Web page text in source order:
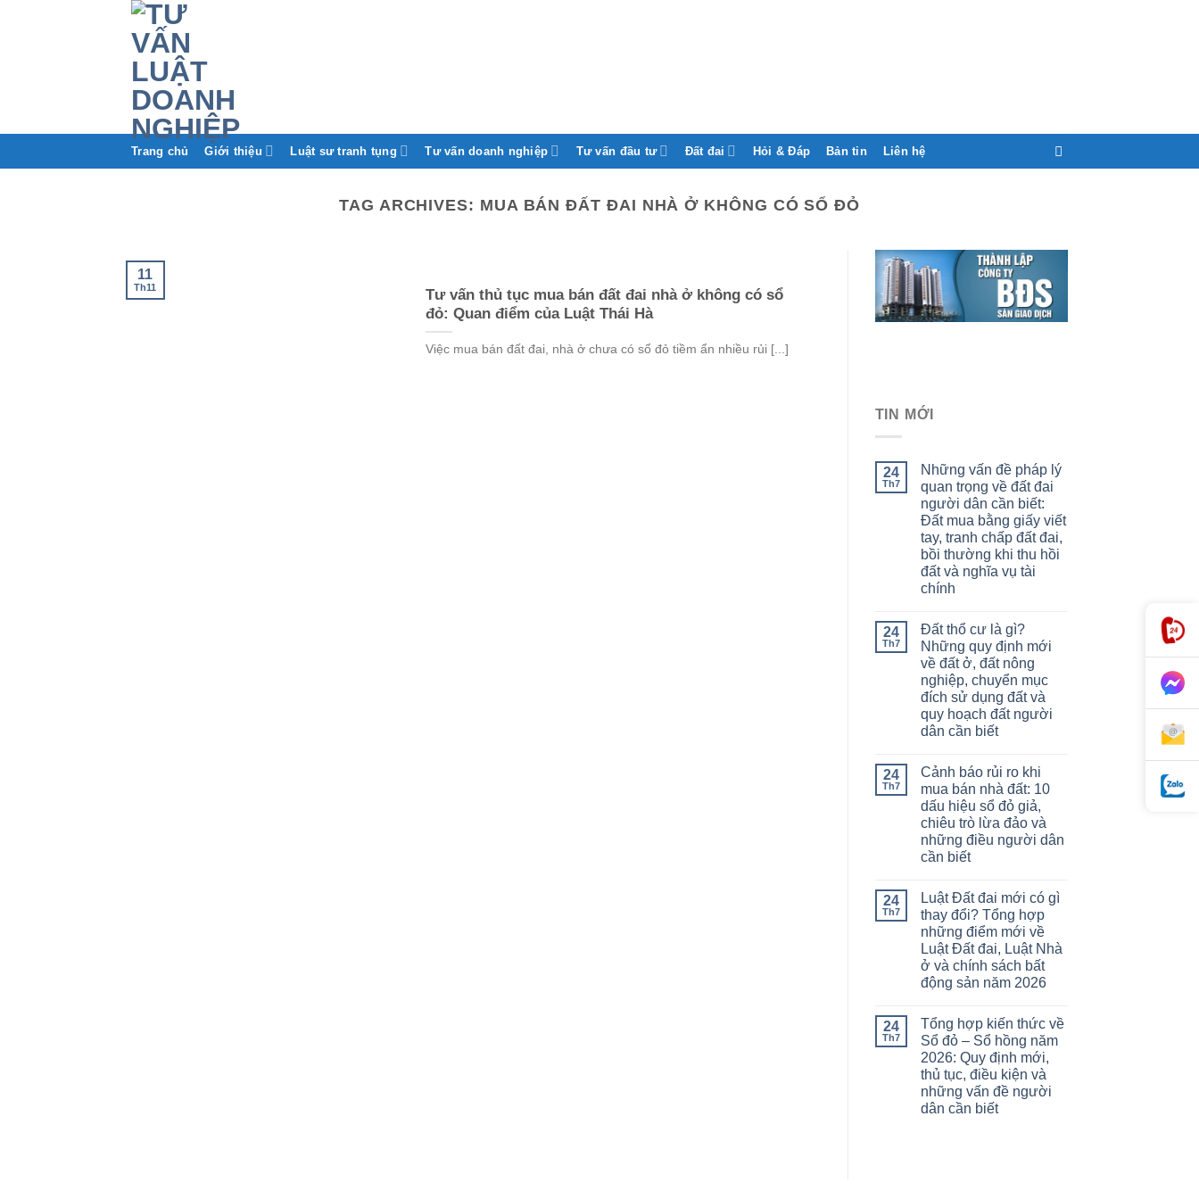
Trang chủ Giới thiệu Luật sư tranh tụng Tư vấn doanh nghiệp Tư vấn đầu tư Đất đai Hỏi & Đáp Bản tin Liên hệ
TAG ARCHIVES: MUA BÁN ĐẤT ĐAI NHÀ Ở KHÔNG CÓ SỔ ĐỎ
Tư vấn thủ tục mua bán đất đai nhà ở không có sổ
đỏ: Quan điểm của Luật Thái Hà
Việc mua bán đất đai, nhà ở chưa có sổ đỏ tiềm ẩn nhiều rủi [...]
11
Th11
TIN MỚI
24
Th7
Những vấn đề pháp lý
quan trọng về đất đai
người dân cần biết:
Đất mua bằng giấy viết
tay, tranh chấp đất đai,
bồi thường khi thu hồi
đất và nghĩa vụ tài
chính
24
Th7
Đất thổ cư là gì?
Những quy định mới
về đất ở, đất nông
nghiệp, chuyển mục
đích sử dụng đất và
quy hoạch đất người
dân cần biết
24
Th7
Cảnh báo rủi ro khi
mua bán nhà đất: 10
dấu hiệu sổ đỏ giả,
chiêu trò lừa đảo và
những điều người dân
cần biết
24
Th7
Luật Đất đai mới có gì
thay đổi? Tổng hợp
những điểm mới về
Luật Đất đai, Luật Nhà
ở và chính sách bất
động sản năm 2026
24
Th7
Tổng hợp kiến thức về
Sổ đỏ – Sổ hồng năm
2026: Quy định mới,
thủ tục, điều kiện và
những vấn đề người
dân cần biết